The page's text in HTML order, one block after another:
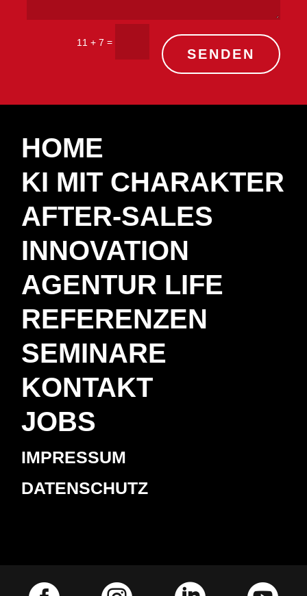
11 + 7 =
SENDEN
HOME
KI MIT CHARAKTER
AFTER-SALES
INNOVATION
AGENTUR LIFE
REFERENZEN
SEMINARE
KONTAKT
JOBS
IMPRESSUM
DATENSCHUTZ